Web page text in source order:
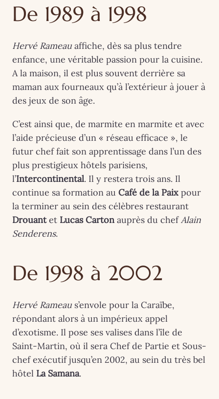
De 1989 à 1998
Hervé Rameauaffiche, dès sa plus tendre
enfance, une véritable passion pour la cuisine.
A la maison, il est plus souvent derrière sa
maman aux fourneaux qu’à l’extérieur à jouer à
des jeux de son âge.
C’est ainsi que, de marmite en marmite et avec
l’aide précieuse d’un « réseau efficace », le
futur chef fait son apprentissage dans l’un des
plus prestigieux hôtels parisiens,
l’Intercontinental. Il y restera trois ans. Il
continue sa formation au Café de la Paix pour
la terminer au sein des célèbres restaurant
Drouantet Lucas Carton auprès du chef Alain
Senderens.
De 1998 à 2002
Hervé Rameau s’envole pour la Caraïbe,
répondant alors à un impérieux appel
d’exotisme. Il pose ses valises dans l’île de
Saint-Martin, où il sera Chef de Partie et Sous-
chef exécutif jusqu’en 2002, au sein du très bel
hôtel La Samana.